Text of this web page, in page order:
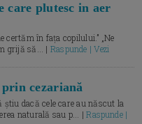
care plutesc in aer
certăm în fața copilului.” „Ne
grijă să... | Raspunde | Vezi
cezariană
dacă cele care au născut la
naturală sau p... |Raspunde |